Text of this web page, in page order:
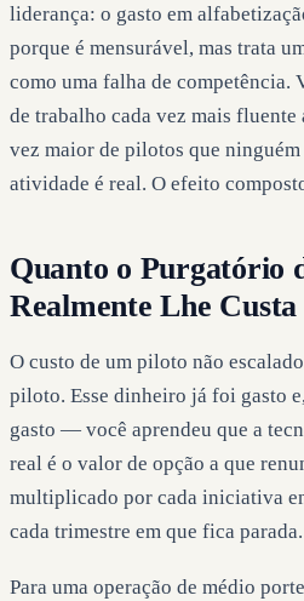
liderança: o gasto em
porque é mensurável, mas trata
como uma falha de competência.
de trabalho cada vez mais fluente
vez maior de pilotos que ninguém
atividade é real. O efeito
Quanto o Purgatório
Realmente Lhe Custa
O custo de um piloto não
piloto. Esse dinheiro já foi gasto
gasto — você aprendeu que a
real é o valor de opção a que
multiplicado por cada iniciativa
cada trimestre em que fica parada.
Para uma operação de médio